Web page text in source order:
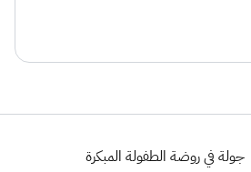
جولة في روضة الطفولة المبكرة